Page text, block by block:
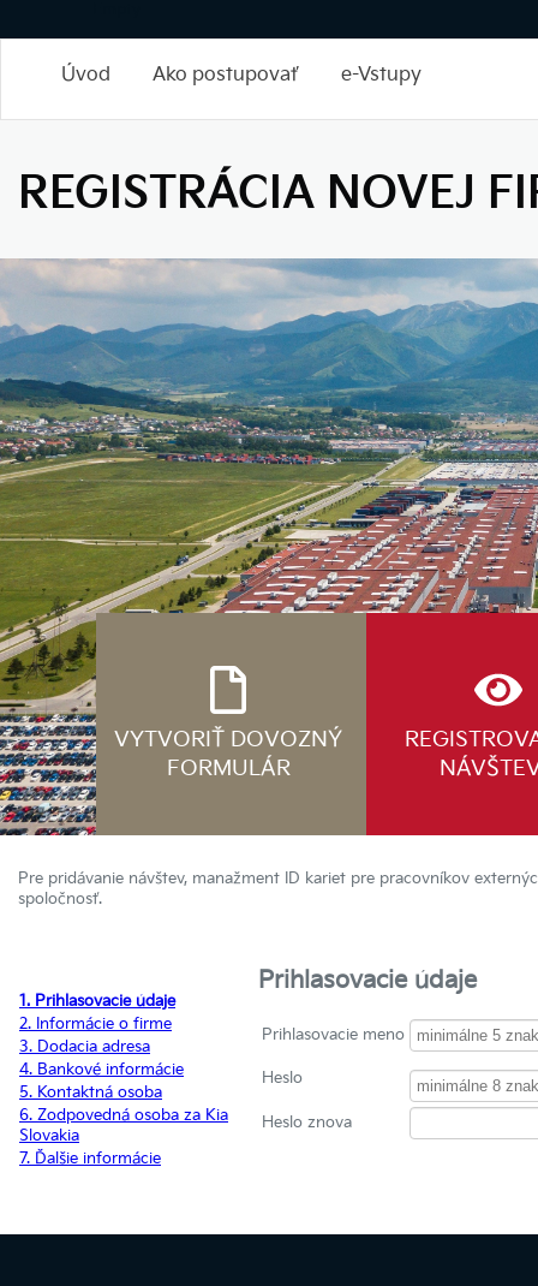
Úvod Ako postupovať e-Vstupy
REGISTRÁCIA NOVEJ
VYTVORIŤ DOVOZNÝ
FORMULÁR
Pre pridávanie návštev, manažment ID kariet pre pracovníkov
spoločnosť.
1. Prihlasovacie údaje
2. Informácie o firme
3. Dodacia adresa
4. Bankové informácie
5. Kontaktná osoba
6. Zodpovedná osoba za Kia
Slovakia
7. Ďalšie informácie
Prihlasovacie údaje
Prihlasovacie meno
Heslo
Heslo znova